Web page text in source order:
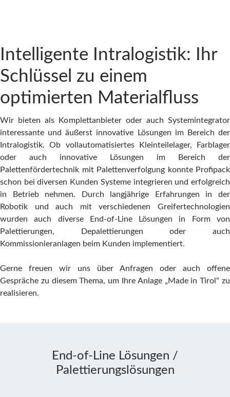
Intelligente Intralogistik: Ihr
Schlüssel zu einem
optimierten Materialfluss
Wir bieten als Komplettanbieter oder auch Systemintegrator
interessante und äußerst innovative Lösungen im Bereich der
Intralogistik. Ob vollautomatisiertes Kleinteilelager, Farblager
oder auch innovative Lösungen im Bereich der
Palettenfördertechnik mit Palettenverfolgung konnte Profipack
schon bei diversen Kunden Systeme integrieren und erfolgreich
in Betrieb nehmen. Durch langjährige Erfahrungen in der
Robotik und auch mit verschiedenen Greifertechnologien
wurden auch diverse End-of-Line Lösungen in Form von
Palettierungen, Depalettierungen oder auch
Kommissionieranlagen beim Kunden implementiert.
Gerne freuen wir uns über Anfragen oder auch offene
Gespräche zu diesem Thema, um Ihre Anlage „Made in Tirol“ zu
realisieren.
End-of-Line Lösungen /
Palettierungslösungen